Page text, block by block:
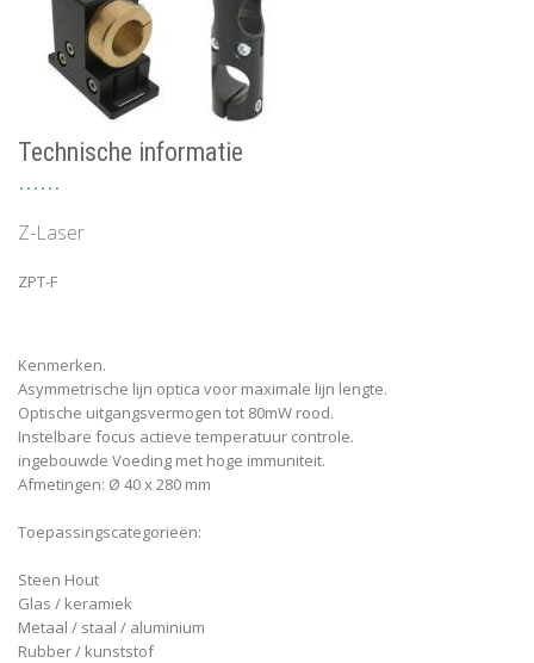
Technische informatie
Z-Laser
ZPT-F
Kenmerken.
Asymmetrische lijn optica voor maximale lijn lengte.
Optische uitgangsvermogen tot 80mW rood.
Instelbare focus actieve temperatuur controle.
ingebouwde Voeding met hoge immuniteit.
Afmetingen: Ø 40 x 280 mm
Toepassingscategorieën:
Steen Hout
Glas / keramiek
Metaal / staal / aluminium
Rubber / kunststof